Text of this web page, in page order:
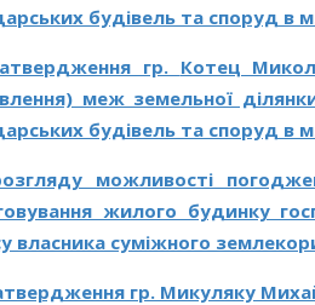
будівель та споруд в
гр. Котец
меж земельної
будівель та споруд в
можливості
жилого будинку
власника суміжного
гр. Микуляку